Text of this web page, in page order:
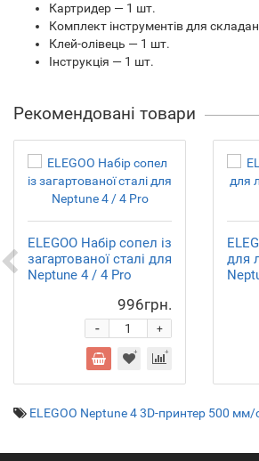
Картридер — 1 шт.
Комплект інструментів для
Клей-олівець — 1 шт.
Інструкція — 1 шт.
Рекомендовані товари
ELEGOO Набір сопел із
загартованої сталі для
Neptune 4 / 4 Pro
996грн.
+
-
для
ELEGOO Neptune 4 3D-принтер 500 мм/